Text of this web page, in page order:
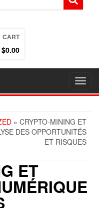
CART
$0.00
» CRYPTO-MINING ET
DES OPPORTUNITÉS
ET RISQUES
ET